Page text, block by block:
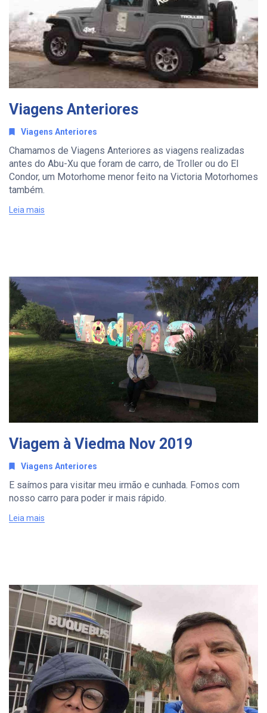
Viagens Anteriores
Viagens Anteriores
Chamamos de Viagens Anteriores as viagens realizadas
antes do Abu-Xu que foram de carro, de Troller ou do El
Condor, um Motorhome menor feito na Victoria Motorhomes
também.
Leia mais
Viagem à Viedma Nov 2019
Viagens Anteriores
E saímos para visitar meu irmão e cunhada. Fomos com
nosso carro para poder ir mais rápido.
Leia mais